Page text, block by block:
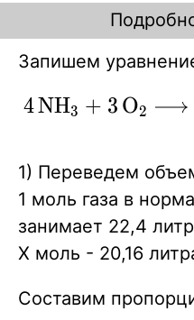
Запишем
\ce{4NH3
2N2 +
6H2O }
4NHX
3 + 3 OX
2
1) Переведем
1 моль газа в
занимает 22,4
Х моль - 20,16
Составим